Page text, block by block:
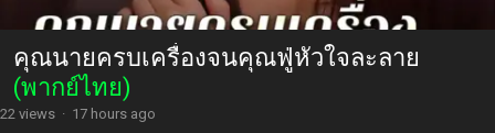
คุณนายครบเครื่องจนคุณฟู่หัวใจละลาย
(พากย์ไทย)
22 views · 17 hours ago